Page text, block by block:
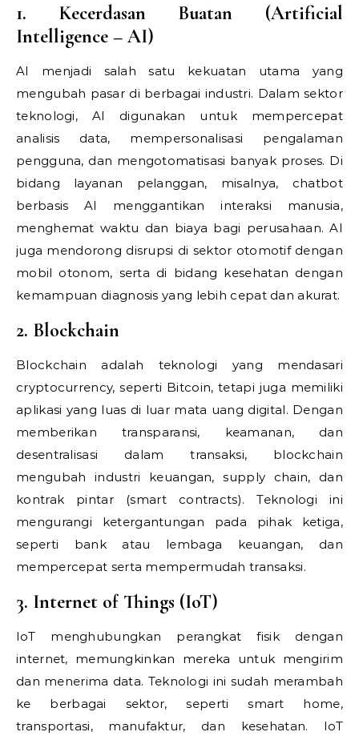
1. Kecerdasan Buatan (Artificial
Intelligence – AI)
AI menjadi salah satu kekuatan utama yang
mengubah pasar di berbagai industri. Dalam sektor
teknologi, AI digunakan untuk mempercepat
analisis data, mempersonalisasi pengalaman
pengguna, dan mengotomatisasi banyak proses. Di
bidang layanan pelanggan, misalnya, chatbot
berbasis AI menggantikan interaksi manusia,
menghemat waktu dan biaya bagi perusahaan. AI
juga mendorong disrupsi di sektor otomotif dengan
mobil otonom, serta di bidang kesehatan dengan
kemampuan diagnosis yang lebih cepat dan akurat.
2. Blockchain
Blockchain adalah teknologi yang mendasari
cryptocurrency, seperti Bitcoin, tetapi juga memiliki
aplikasi yang luas di luar mata uang digital. Dengan
memberikan transparansi, keamanan, dan
desentralisasi dalam transaksi, blockchain
mengubah industri keuangan, supply chain, dan
kontrak pintar (smart contracts). Teknologi ini
mengurangi ketergantungan pada pihak ketiga,
seperti bank atau lembaga keuangan, dan
mempercepat serta mempermudah transaksi.
3. Internet of Things (IoT)
IoT menghubungkan perangkat fisik dengan
internet, memungkinkan mereka untuk mengirim
dan menerima data. Teknologi ini sudah merambah
ke berbagai sektor, seperti smart home,
transportasi, manufaktur, dan kesehatan. IoT